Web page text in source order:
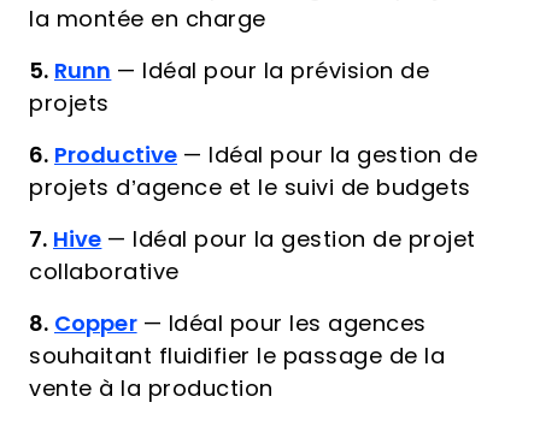
la montée en charge
5. Runn — Idéal pour la prévision de
projets
6. Productive — Idéal pour la gestion de
projets d’agence et le suivi de budgets
7. Hive — Idéal pour la gestion de projet
collaborative
8. Copper — Idéal pour les agences
souhaitant fluidifier le passage de la
vente à la production